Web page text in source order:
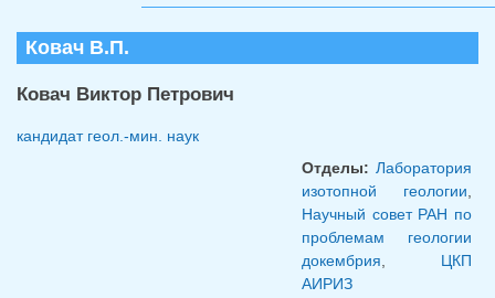
Ковач В.П.
Ковач Виктор Петрович
кандидат геол.-мин. наук
Отделы: Лаборатория
изотопной геологии
Научный совет РАН по
проблемам геологии
докембрия
ЦКП
АИРИЗ